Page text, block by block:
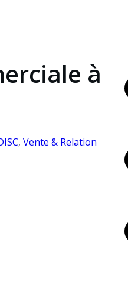
à
, Vente & Relation